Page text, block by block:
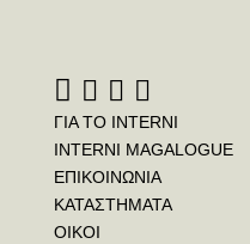
ΓΙΑ ΤΟ INTERNI
INTERNI MAGALOGUE
ΕΠΙΚΟΙΝΩΝΙΑ
ΚΑΤΑΣΤΗΜΑΤΑ
ΟΙΚΟΙ